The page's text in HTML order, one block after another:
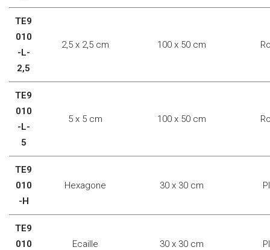
TE9
010
-L-
2,5
2,5 x 2,5 cm 100 x 50 cm
TE9
010
-L-
5
5 x 5 cm 100 x 50 cm
TE9
010
-H
Hexagone 30 x 30 cm
TE9
010
Ecaille 30 x 30 cm